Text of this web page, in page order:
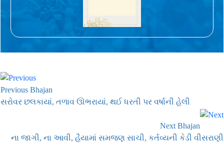
Previous Bhajan
સરોવર છલકાયાં, તળાવ ઊભરાયાં, થઈ ધરતી પર વર્ષાની હેલી
Next Bhajan
ના જાગી, ના આવી, હૈયામાં સમજણ સાચી, કર્તવ્યની કેડી વીસરાણી